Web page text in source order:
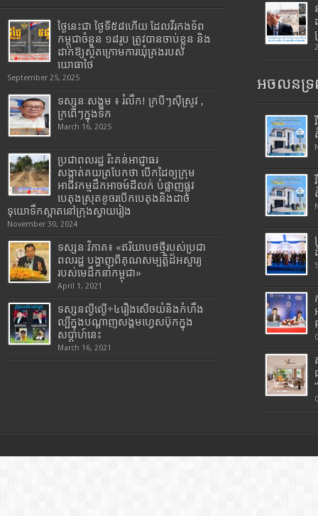
ថ្ងៃនេះជា ថ្ងៃទី៥៨ហើយ ដែលវីរកងទ័ព
កម្ពុជាចំនួន ១៨រូប ត្រូវបានចាប់ខ្លួន និង
ដាក់ឱ្យស្ថិតក្រោមការឃុំគ្រងរបស់
យោធាថៃ
September 25, 2025
ទស្សនៈសង្គម ៖ រំលឹក! ក្របីៗស៊ីស្រូវ ,
ក្រពើៗក្នុងទឹក
March 16, 2025
ប្រជាពលរដ្ឋ រិះគន់អាជ្ញាធរ
សង្កាត់គយត្របែកថា បើកដៃឲ្យក្រុម
អាជីវកម្មដឹកអាចម៍ដីលក់ បំផ្លាញផ្លូវ
បេតុងស្រុតខូចរបើកបេតុងនិងដាច់
ទុយោទឹកស្អាតនៅក្រុងស្វាយរៀង
November 30, 2024
ទស្សនៈវិភាគ៖ «ឥរិយាបថថ្មីរបស់ប្រជា
ពលរដ្ឋ បង្ហាញពីគុណសម្បត្តិដ៏អស្ចារ្យ
របស់មេដឹកនាំកម្ពុជា»
April 1, 2021
ទស្សនល្ងីល្ងើ÷៤រឿងសើចយំនិងកំហឹង
ល្បីក្នុងបណ្តាញសង្គមហ្វេសប៊ុកក្នុង
សប្តាហ៍នេះ
March 16, 2021
អចលនទ្រ